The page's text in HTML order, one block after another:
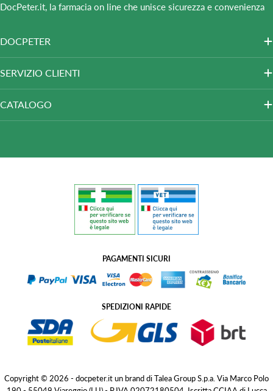
DocPeter.it, la farmacia on line che unisce sicurezza e convenienza
DOCPETER
SERVIZIO CLIENTI
CATALOGO
PAGAMENTI SICURI
SPEDIZIONI RAPIDE
Copyright © 2026 - docpeter.it un brand di Talea Group S.p.a. Via Marco Polo